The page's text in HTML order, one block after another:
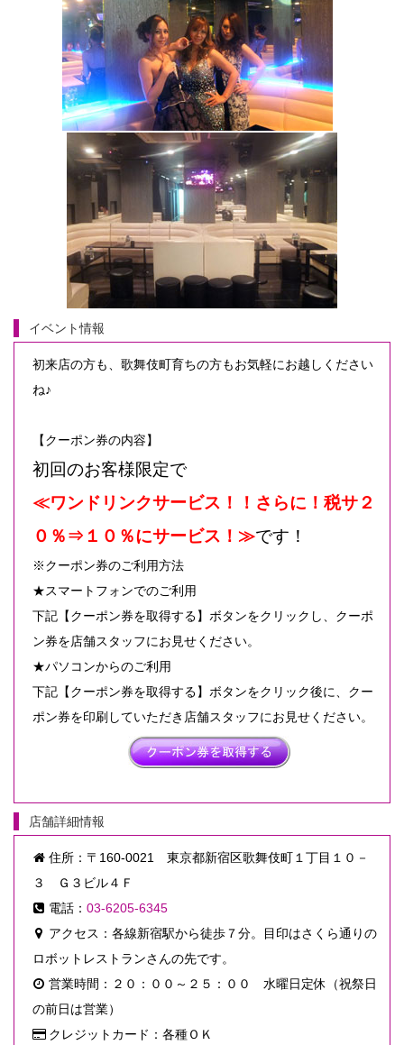
イベント情報
初来店の方も、歌舞伎町育ちの方もお気軽にお越しください
ね♪
【クーポン券の内容】
初回のお客様限定で
≪ワンドリンクサービス！！さらに！税サ２
０％⇒１０％にサービス！≫です！
※クーポン券のご利用方法
★スマートフォンでのご利用
下記【クーポン券を取得する】ボタンをクリックし、クーポ
ン券を店舗スタッフにお見せください。
★パソコンからのご利用
下記【クーポン券を取得する】ボタンをクリック後に、クー
ポン券を印刷していただき店舗スタッフにお見せください。
店舗詳細情報
住所：〒160-0021 東京都新宿区歌舞伎町１丁目１０－
３ Ｇ３ビル４Ｆ
電話： 03-6205-6345
アクセス：各線新宿駅から徒歩７分。目印はさくら通りの
ロボットレストランさんの先です。
営業時間：２０：００～２５：００ 水曜日定休（祝祭日
の前日は営業）
クレジットカード：各種ＯＫ